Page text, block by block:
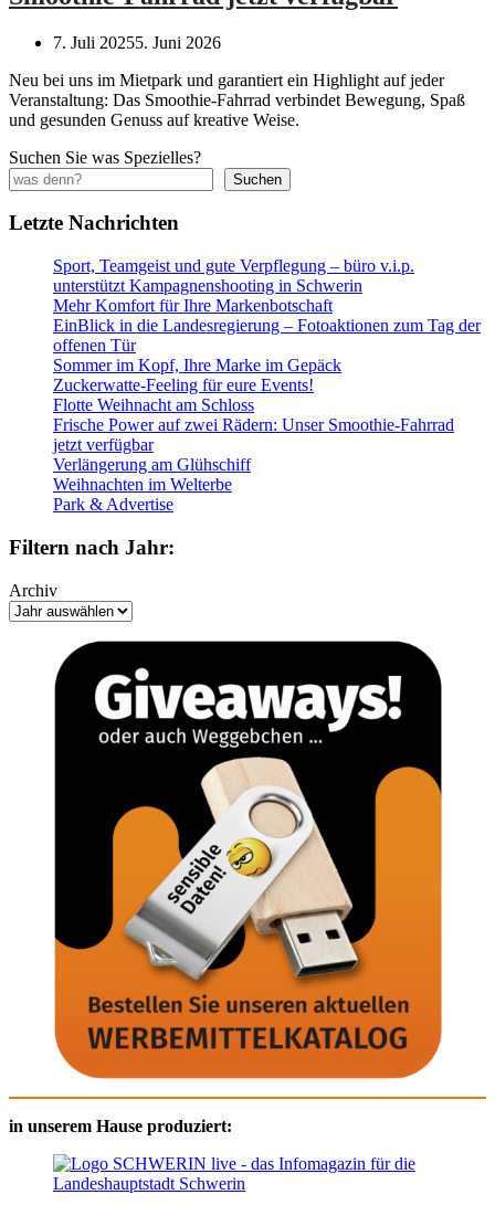
7. Juli 20255. Juni 2026
Neu bei uns im Mietpark und garantiert ein Highlight auf jeder
Veranstaltung: Das Smoothie-Fahrrad verbindet Bewegung, Spaß
und gesunden Genuss auf kreative Weise.
Suchen Sie was Spezielles?
Suchen
Letzte Nachrichten
Sport, Teamgeist und gute Verpflegung – büro v.i.p.
unterstützt Kampagnenshooting in Schwerin
Mehr Komfort für Ihre Markenbotschaft
EinBlick in die Landesregierung – Fotoaktionen zum Tag der
offenen Tür
Sommer im Kopf, Ihre Marke im Gepäck
Zuckerwatte-Feeling für eure Events!
Flotte Weihnacht am Schloss
Frische Power auf zwei Rädern: Unser Smoothie-Fahrrad
jetzt verfügbar
Verlängerung am Glühschiff
Weihnachten im Welterbe
Park & Advertise
Filtern nach Jahr:
Archiv
in unserem Hause produziert: